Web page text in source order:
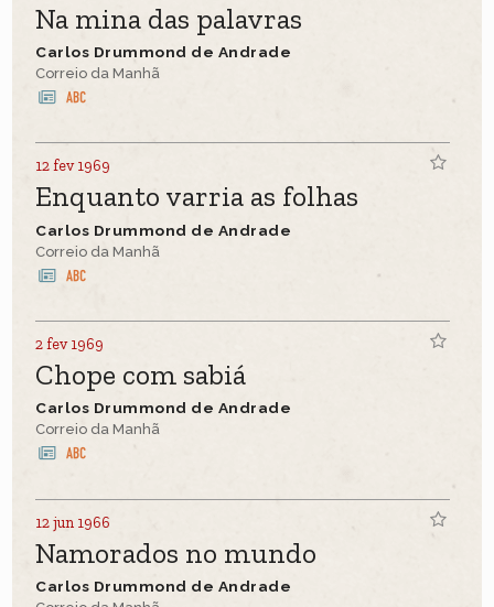
Na mina das palavras
Carlos Drummond de Andrade
Correio da Manhã
12 fev 1969
Enquanto varria as folhas
Carlos Drummond de Andrade
Correio da Manhã
2 fev 1969
Chope com sabiá
Carlos Drummond de Andrade
Correio da Manhã
12 jun 1966
Namorados no mundo
Carlos Drummond de Andrade